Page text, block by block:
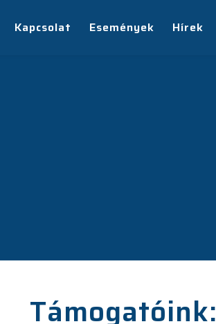
Kapcsolat Események Hírek
Támogatóink: